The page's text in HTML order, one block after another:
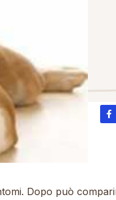
Dopo può